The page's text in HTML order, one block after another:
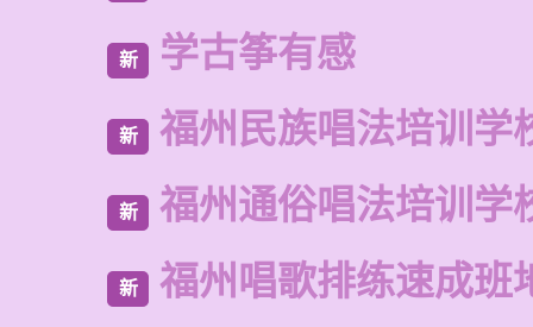
新 学古筝有感
新 福州民族唱法培训学
新 福州通俗唱法培训学
新 福州唱歌排练速成班